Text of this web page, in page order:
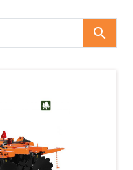
search